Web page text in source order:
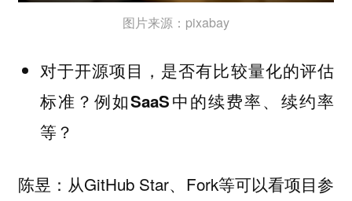
图片来源：pixabay
对于开源项目，是否有比较量化的评估
标准？例如SaaS中的续费率、续约率
等？
陈昱：从GitHub Star、Fork等可以看项目参